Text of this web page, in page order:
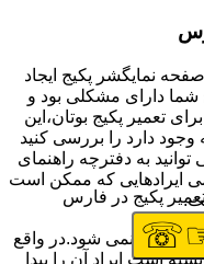
نمایگشر پکیج ایجاد
شما دارای مشکلی بود و
تعمیر پکیج بوتان،این
وجود دارد را بررسی کنید
به دفترچه راهنمای
ایرادهایی که ممکن است
داده نمی شود.در واقع
است ایراد آن را پیدا
پکیج در فارس